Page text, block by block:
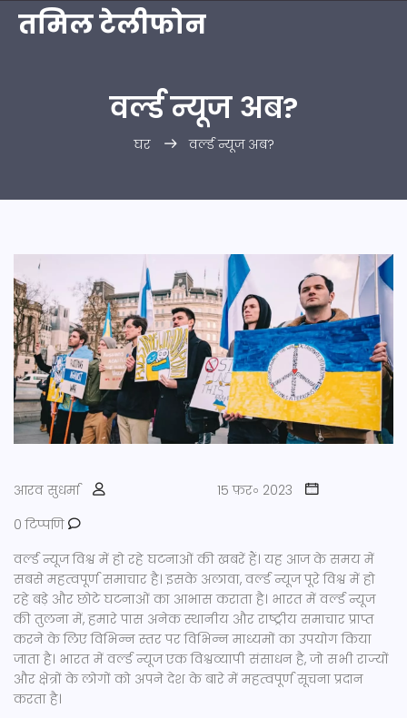
तमिल टेलीफोन
वर्ल्ड न्यूज अब?
घर वर्ल्ड न्यूज अब?
आरव सुधर्मा
15 फ़र॰ 2023
0 टिप्पणि
वर्ल्ड न्यूज विश्व में हो रहे घटनाओं की खबरें हैं। यह आज के समय में
सबसे महत्वपूर्ण समाचार है। इसके अलावा, वर्ल्ड न्यूज पूरे विश्व में हो
रहे बड़े और छोटे घटनाओं का आभास कराता है। भारत में वर्ल्ड न्यूज
की तुलना में, हमारे पास अनेक स्थानीय और राष्ट्रीय समाचार प्राप्त
करने के लिए विभिन्न स्तर पर विभिन्न माध्यमों का उपयोग किया
जाता है। भारत में वर्ल्ड न्यूज एक विश्वव्यापी संसाधन है, जो सभी राज्यों
और क्षेत्रों के लोगों को अपने देश के बारे में महत्वपूर्ण सूचना प्रदान
करता है।